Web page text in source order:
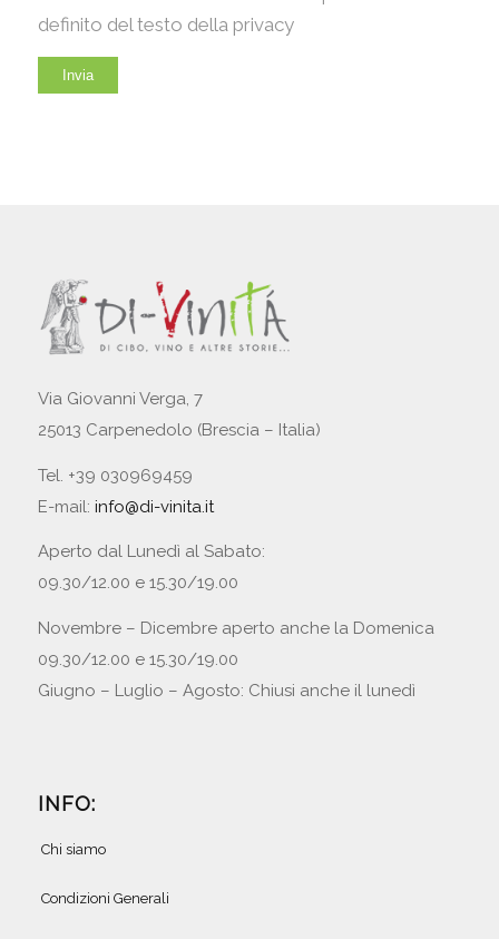
definito del testo della privacy
Via Giovanni Verga, 7
25013 Carpenedolo (Brescia – Italia)
Tel. +39 030969459
E-mail: info@di-vinita.it
Aperto dal Lunedì al Sabato:
09.30/12.00 e 15.30/19.00
Novembre – Dicembre aperto anche la Domenica
09.30/12.00 e 15.30/19.00
Giugno – Luglio – Agosto: Chiusi anche il lunedì
INFO:
Chi siamo
Condizioni Generali